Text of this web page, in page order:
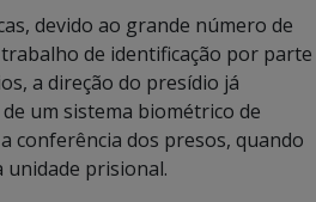
devido ao grande número de
de identificação por parte
a direção do presídio já
um sistema biométrico de
conferência dos presos, quando
unidade prisional.